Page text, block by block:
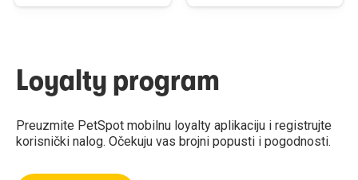
Loyalty program
Preuzmite PetSpot mobilnu loyalty aplikaciju i registrujte
korisnički nalog. Očekuju vas brojni popusti i pogodnosti.